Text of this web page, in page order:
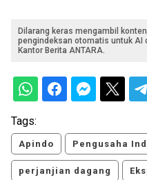
Dilarang keras mengambil
pengindeksan otomatis untuk AI
Kantor Berita ANTARA.
Tags:
Apindo Pengusaha
perjanjian dagang